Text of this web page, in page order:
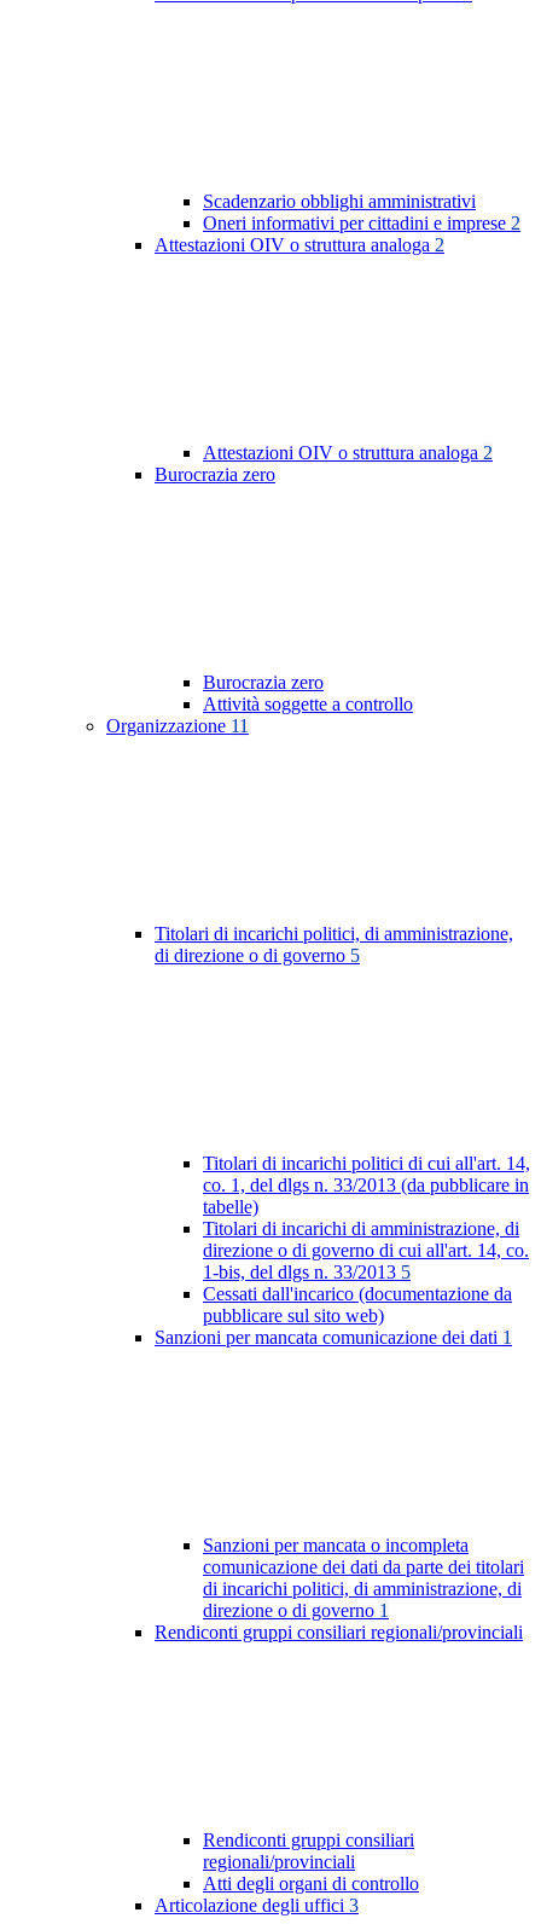
Scadenzario obblighi amministrativi
Oneri informativi per cittadini e imprese 2
Attestazioni OIV o struttura analoga 2
Attestazioni OIV o struttura analoga 2
Burocrazia zero
Burocrazia zero
Attività soggette a controllo
Organizzazione 11
Titolari di incarichi politici, di amministrazione,
di direzione o di governo 5
Titolari di incarichi politici di cui all'art. 14,
co. 1, del dlgs n. 33/2013 (da pubblicare in
tabelle)
Titolari di incarichi di amministrazione, di
direzione o di governo di cui all'art. 14, co.
1-bis, del dlgs n. 33/2013 5
Cessati dall'incarico (documentazione da
pubblicare sul sito web)
Sanzioni per mancata comunicazione dei dati 1
Sanzioni per mancata o incompleta
comunicazione dei dati da parte dei titolari
di incarichi politici, di amministrazione, di
direzione o di governo 1
Rendiconti gruppi consiliari regionali/provinciali
Rendiconti gruppi consiliari
regionali/provinciali
Atti degli organi di controllo
Articolazione degli uffici 3